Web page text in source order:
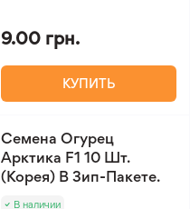
9.00 грн.
КУПИТЬ
Семена Огурец
Арктика F1 10 Шт.
(Корея) В Зип-Пакете.
В наличии